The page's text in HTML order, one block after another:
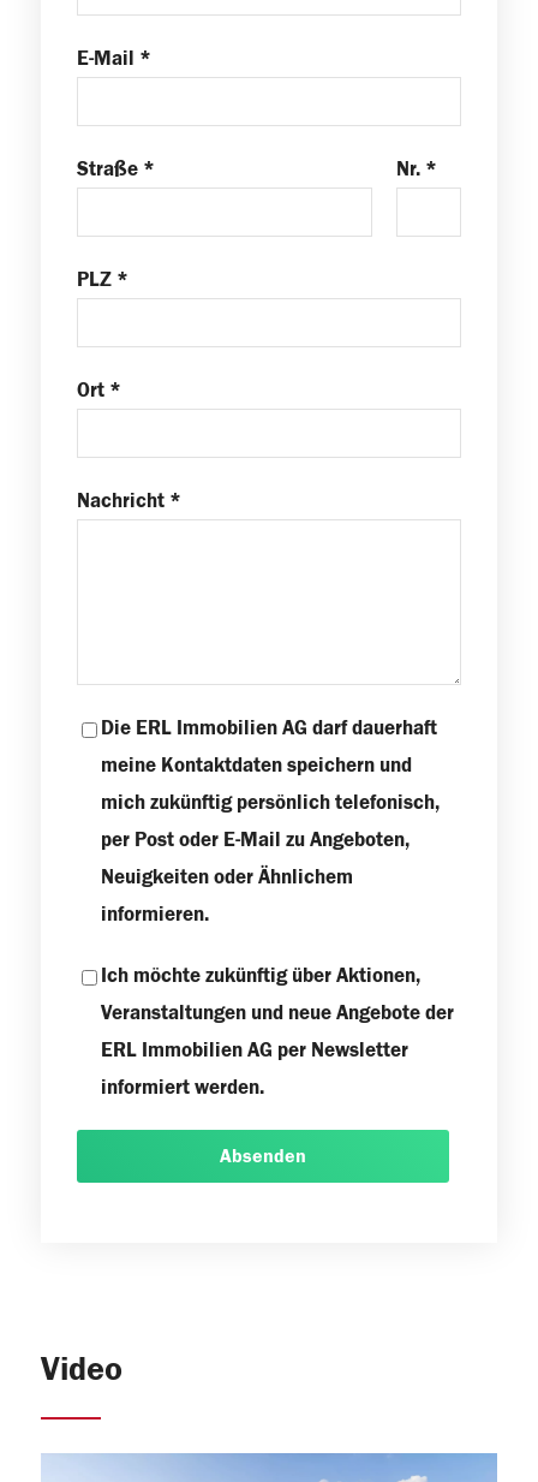
E-Mail *
Straße * Nr. *
PLZ *
Ort *
Nachricht *
Die ERL Immobilien AG darf dauerhaft
meine Kontaktdaten speichern und
mich zukünftig persönlich telefonisch,
per Post oder E-Mail zu Angeboten,
Neuigkeiten oder Ähnlichem
informieren.
Ich möchte zukünftig über Aktionen,
Veranstaltungen und neue Angebote der
ERL Immobilien AG per Newsletter
informiert werden.
Absenden
Video